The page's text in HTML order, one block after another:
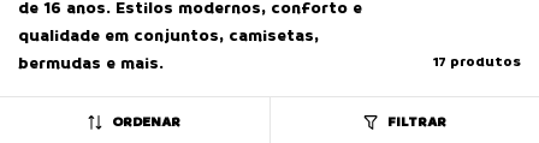
de 16 anos. Estilos modernos, conforto e
qualidade em conjuntos, camisetas,
bermudas e mais.
17 produtos
ORDENAR FILTRAR